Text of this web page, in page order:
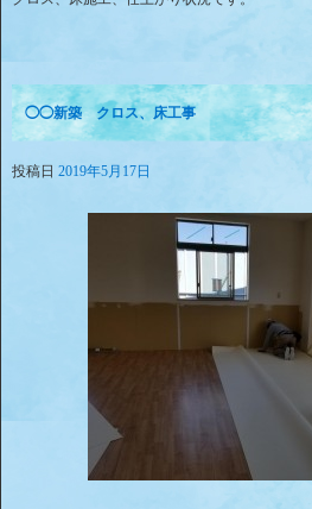
◯◯新築 クロス、床工事
投稿日 2019年5月17日